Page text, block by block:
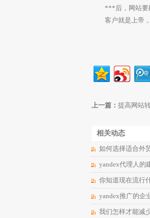
***后，网站要能
客户就是上帝，
上一篇： 提高网站
相关动态
如何选择适合外
yandex代理人的
你知道现在流行
yandex推广的企
我们怎样才能减